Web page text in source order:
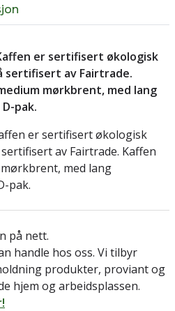
er sertifisert økologisk
sertifisert av Fairtrade.
mørkbrent, med lang
pak.
er sertifisert økologisk
av Fairtrade. Kaffen
med lang
pak.
på nett.
handle hos oss. Vi tilbyr
produkter, proviant og
hjem og arbeidsplassen.